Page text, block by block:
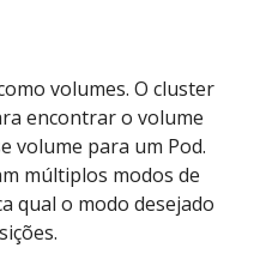
volumes. O cluster
encontrar o volume
volume para um Pod.
múltiplos modos de
qual o modo desejado